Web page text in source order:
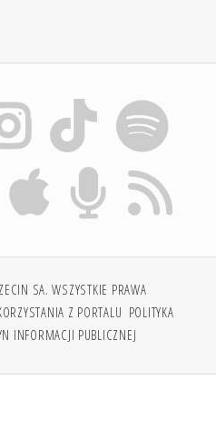
SA. WSZYSTKIE PRAWA
Z PORTALU POLITYKA
INFORMACJI PUBLICZNEJ